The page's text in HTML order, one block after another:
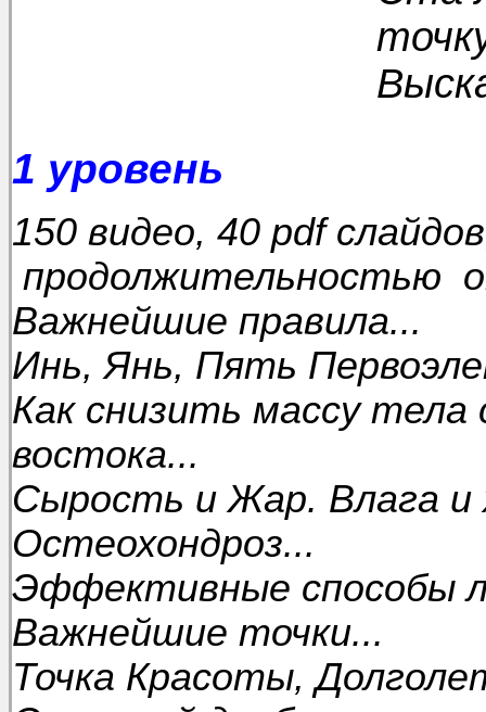
1 уровень
150 видео, 40 pdf
продолжительностью
Важнейшие правила...
Инь, Янь, Пять
Как снизить массу тела
востока...
Сырость и Жар. Влага и
Остеохондроз...
Эффективные способы
Важнейшие точки...
Точка Красоты,